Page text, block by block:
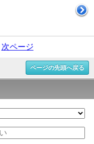
次ページ
ページの先頭へ戻る